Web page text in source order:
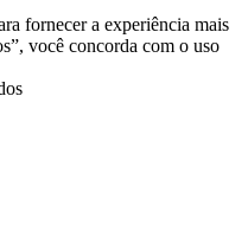
fornecer a experiência mais
você concorda com o uso